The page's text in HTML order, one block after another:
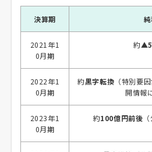
決算期
2021年1
0月期
約
2022年1
0月期
約黒字転換 （特別要
開情報
2023年1
0月期
約100億円前後